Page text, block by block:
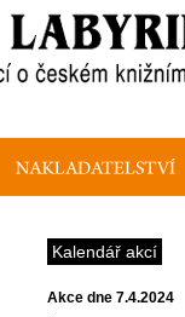
Kalendář akcí
Akce dne 7.4.2024